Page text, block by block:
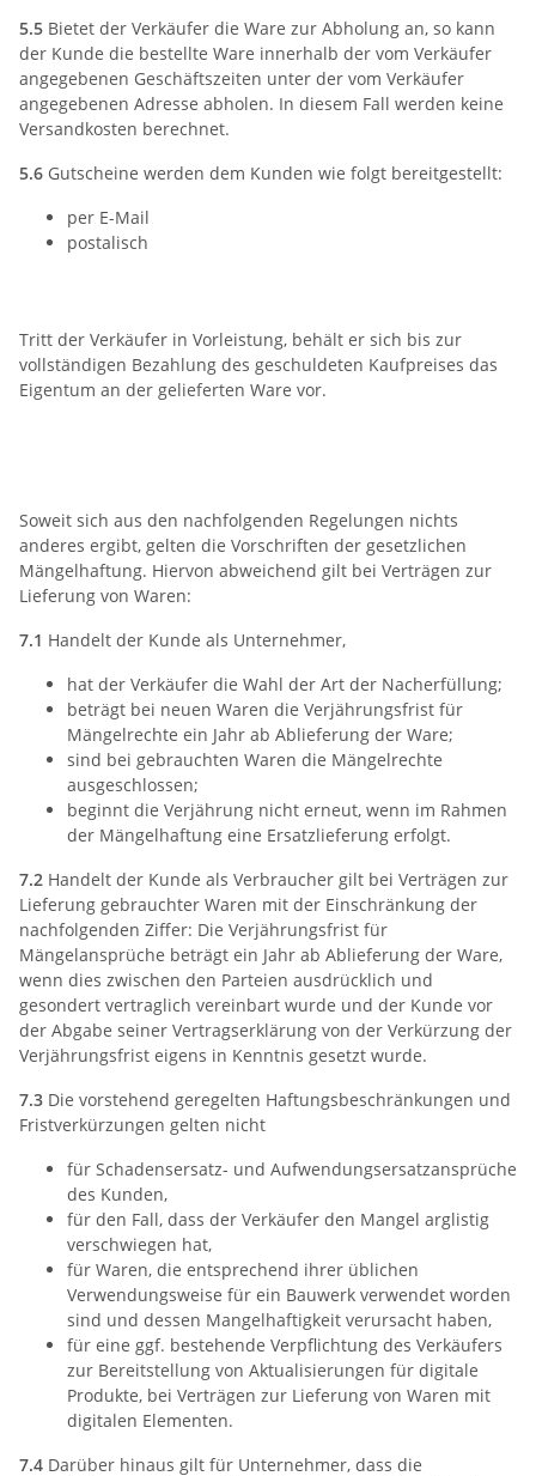
5.5 Bietet der Verkäufer die Ware zur Abholung an, so kann
der Kunde die bestellte Ware innerhalb der vom Verkäufer
angegebenen Geschäftszeiten unter der vom Verkäufer
angegebenen Adresse abholen. In diesem Fall werden keine
Versandkosten berechnet.
5.6 Gutscheine werden dem Kunden wie folgt bereitgestellt:
per E-Mail
postalisch
Tritt der Verkäufer in Vorleistung, behält er sich bis zur
vollständigen Bezahlung des geschuldeten Kaufpreises das
Eigentum an der gelieferten Ware vor.
Soweit sich aus den nachfolgenden Regelungen nichts
anderes ergibt, gelten die Vorschriften der gesetzlichen
Mängelhaftung. Hiervon abweichend gilt bei Verträgen zur
Lieferung von Waren:
7.1 Handelt der Kunde als Unternehmer,
hat der Verkäufer die Wahl der Art der Nacherfüllung;
beträgt bei neuen Waren die Verjährungsfrist für
Mängelrechte ein Jahr ab Ablieferung der Ware;
sind bei gebrauchten Waren die Mängelrechte
ausgeschlossen;
beginnt die Verjährung nicht erneut, wenn im Rahmen
der Mängelhaftung eine Ersatzlieferung erfolgt.
7.2 Handelt der Kunde als Verbraucher gilt bei Verträgen zur
Lieferung gebrauchter Waren mit der Einschränkung der
nachfolgenden Ziffer: Die Verjährungsfrist für
Mängelansprüche beträgt ein Jahr ab Ablieferung der Ware,
wenn dies zwischen den Parteien ausdrücklich und
gesondert vertraglich vereinbart wurde und der Kunde vor
der Abgabe seiner Vertragserklärung von der Verkürzung der
Verjährungsfrist eigens in Kenntnis gesetzt wurde.
7.3 Die vorstehend geregelten Haftungsbeschränkungen und
Fristverkürzungen gelten nicht
für Schadensersatz- und Aufwendungsersatzansprüche
des Kunden,
für den Fall, dass der Verkäufer den Mangel arglistig
verschwiegen hat,
für Waren, die entsprechend ihrer üblichen
Verwendungsweise für ein Bauwerk verwendet worden
sind und dessen Mangelhaftigkeit verursacht haben,
für eine ggf. bestehende Verpflichtung des Verkäufers
zur Bereitstellung von Aktualisierungen für digitale
Produkte, bei Verträgen zur Lieferung von Waren mit
digitalen Elementen.
7.4 Darüber hinaus gilt für Unternehmer, dass die